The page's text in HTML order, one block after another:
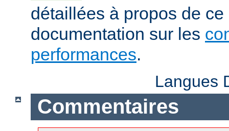
détaillées à propos de
documentation sur les
performances.
Langues
Commentaires